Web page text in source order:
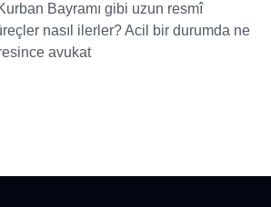
Bayramı gibi uzun resmî
nasıl ilerler? Acil bir durumda ne
avukat